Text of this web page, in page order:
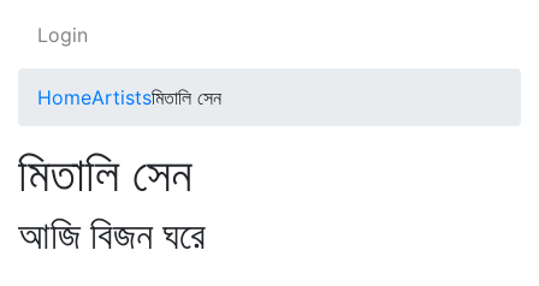
Login
HomeArtistsমিতালি সেন
মিতালি সেন
আজি বিজন ঘরে